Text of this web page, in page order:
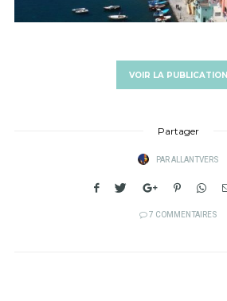
VOIR LA PUBLICATION
Partager
PARALLANTVERS
7 COMMENTAIRES